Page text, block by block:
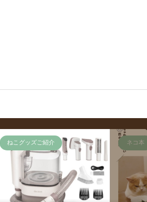
ねこグッズご紹介 ネコ本